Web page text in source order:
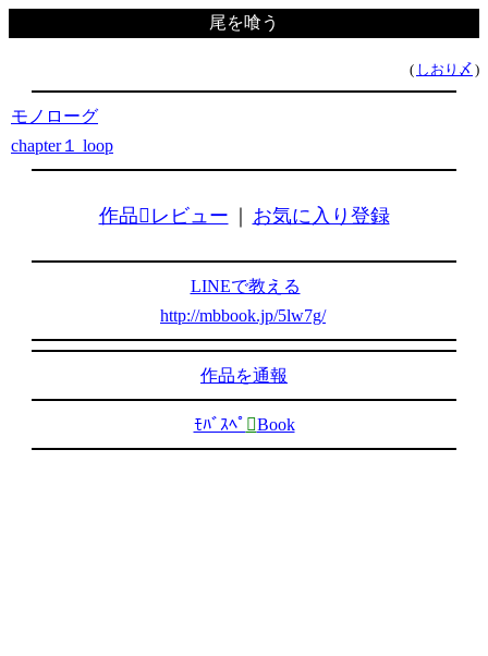
尾を喰う
( しおり〆 )
モノローグ
chapter１ loop
作品レビュー お気に入り登録
LINEで教える
http://mbbook.jp/5lw7g/
作品を通報
ﾓﾊﾞｽﾍﾟ Book